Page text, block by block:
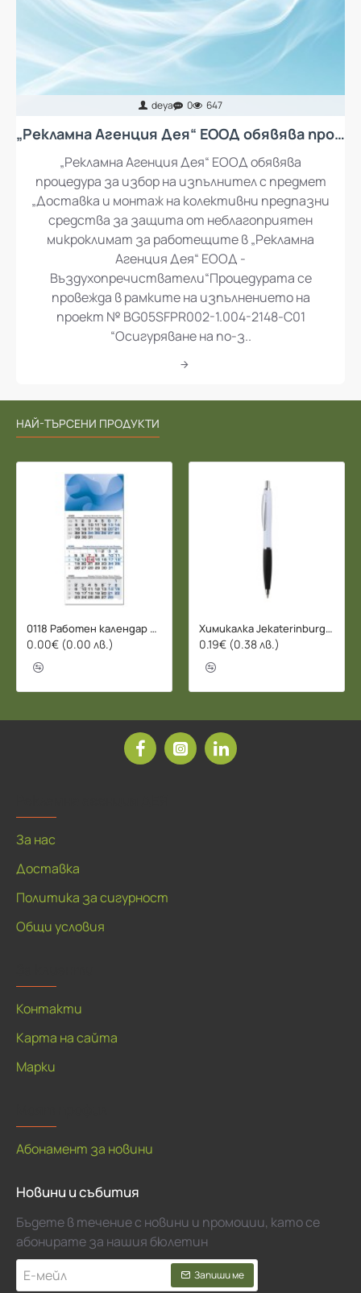
deya 0 647
„Рекламна Агенция Дея“ ЕООД обявява процедура за избор на изпълнител с предмет „Доставка и монтаж на колективни предпазни средства за защита от неблагоприятен микроклимат за работещите в „Рекламна Агенция Дея“ ЕООД - въздухопречистватели“
„Рекламна Агенция Дея“ ЕООД обявява
процедура за избор на изпълнител с предмет
„Доставка и монтаж на колективни предпазни
средства за защита от неблагоприятен
микроклимат за работещите в „Рекламна
Агенция Дея“ ЕООД -
Въздухопречистватели“Процедурата се
провежда в рамките на изпълнението на
проект № BG05SFPR002-1.004-2148-C01
“Осигуряване на по-з..
НАЙ-ТЪРСЕНИ ПРОДУКТИ
0118 Работен календар БИЗНЕС 2026 - 3 СЕКЦИИ
0.00€ (0.00 лв.)
Химикалка Jekaterinburg - 078206
0.19€ (0.38 лв.)
За нас
Доставка
Политика за сигурност
Общи условия
Контакти
Карта на сайта
Марки
Абонамент за новини
Новини и събития
Бъдете в течение с новини и промоции, като се
абонирате за нашия бюлетин
Е-
мейл
Запиши ме